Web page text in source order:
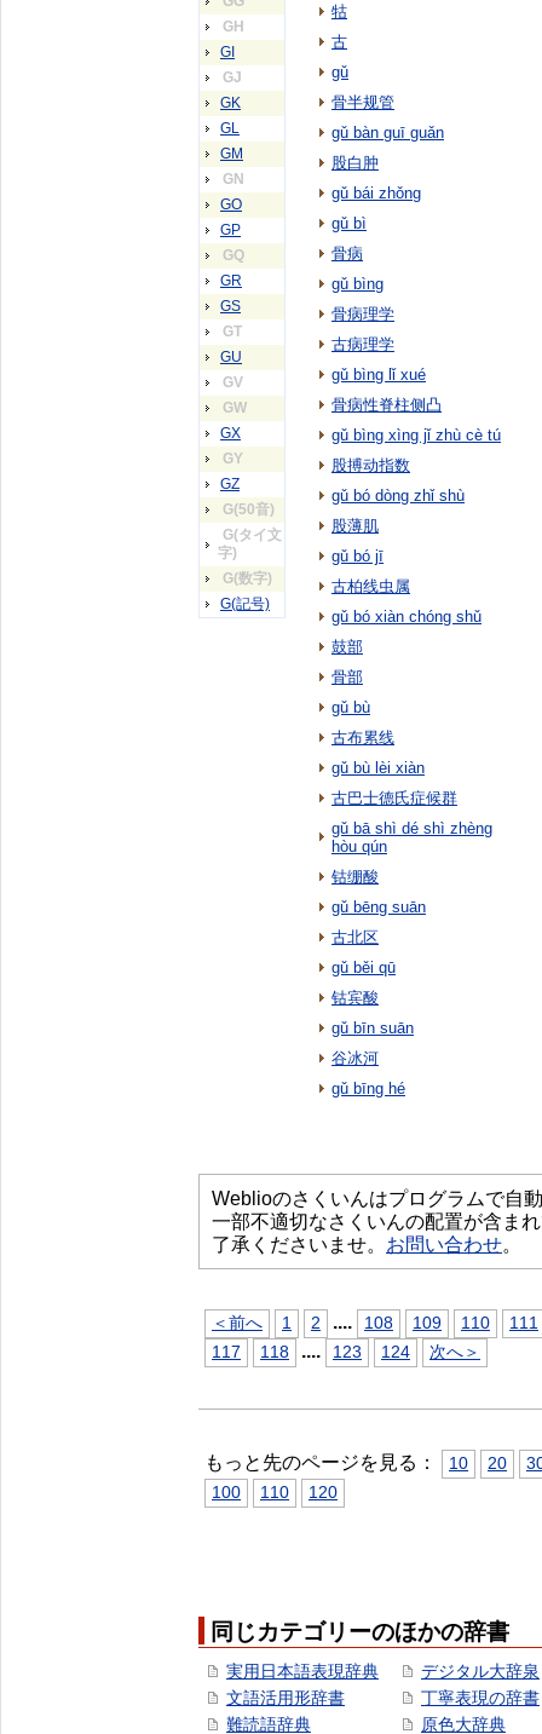
GH
GI
GJ
GK
GL
GM
GN
GO
GP
GQ
GR
GS
GT
GU
GV
GW
GX
GY
GZ
G(50音)
G(タイ文
字)
G(数字)
G(記号)
牯
古
gǔ
骨半规管
gǔ bàn guī guǎn
股白肿
gǔ bái zhǒng
gǔ bì
骨病
gǔ bìng
骨病理学
古病理学
gǔ bìng lǐ xué
骨病性脊柱侧凸
gǔ bìng xìng jǐ zhù cè tú
股搏动指数
gǔ bó dòng zhǐ shù
股薄肌
gǔ bó jī
古柏线虫属
gǔ bó xiàn chóng shǔ
鼓部
骨部
gǔ bù
古布累线
gǔ bù lèi xiàn
古巴士德氏症候群
gǔ bā shì dé shì zhèng
hòu qún
钴绷酸
gǔ bēng suān
古北区
gǔ běi qū
钴宾酸
gǔ bīn suān
谷冰河
gǔ bīng hé
Weblioのさくいんはプログラムで自
一部不適切なさくいんの配置が含ま
了承くださいませ。 お問い合わせ。
＜前へ 1 2 .... 108 109 110
111
117
118 .... 123 124 次へ＞
もっと先のページを見る： 10 20
100
110 120
同じカテゴリーのほかの辞書
実用日本語表現辞典
文語活用形辞書
難読語辞典
デジタル大辞泉
丁寧表現の辞書
原色大辞典